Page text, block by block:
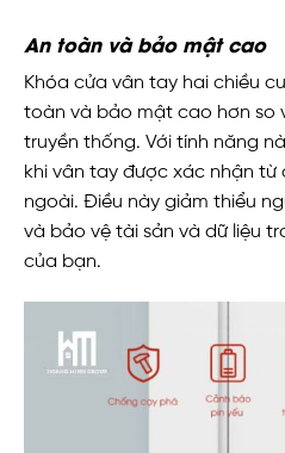
An toàn và bảo mật cao
Khóa cửa vân tay hai chiều
toàn và bảo mật cao hơn so
truyền thống. Với tính năng
khi vân tay được xác nhận
ngoài. Điều này giảm thiểu
và bảo vệ tài sản và dữ liệu
của bạn.